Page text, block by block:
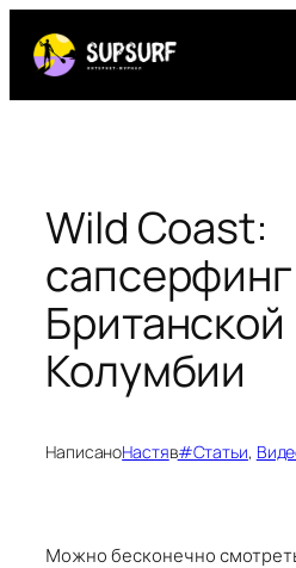
содержимому
Wild Coast:
Британской
Колумбии
НаписаноНастяв#Статьи,
Можно бесконечно